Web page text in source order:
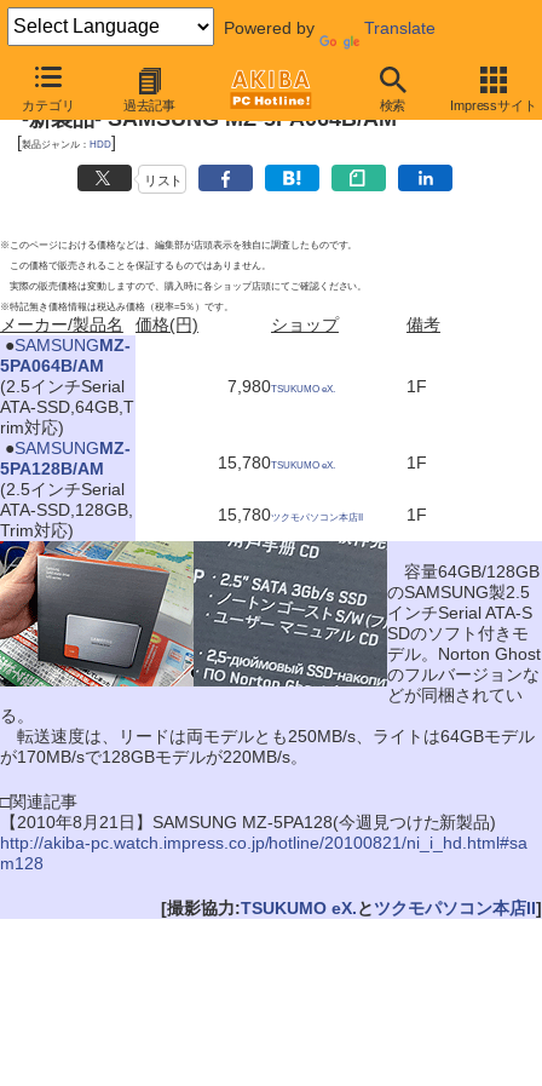
Powered by Translate
カテゴリ 過去記事 検索 Impressサイト
2011年10月8日
-新製品- SAMSUNG MZ-5PA064B/AM
[製品ジャンル： HDD]
リスト
※このページにおける価格などは、編集部が店頭表示を独自に調査したものです。
この価格で販売されることを保証するものではありません。
実際の販売価格は変動しますので、購入時に各ショップ店頭にてご確認ください。
※特記無き価格情報は税込み価格（税率=5％）です。
メーカー/製品名 価格(円) ショップ
備考
●SAMSUNGMZ-
5PA064B/AM
(2.5インチSerial
ATA-SSD,64GB,T
rim対応)
7,980TSUKUMO eX. 1F
●SAMSUNGMZ-
5PA128B/AM
(2.5インチSerial
ATA-SSD,128GB,
Trim対応)
15,780TSUKUMO eX. 1F
15,780ツクモパソコン本店II 1F
容量64GB/128GB
のSAMSUNG製2.5
インチSerial ATA-S
SDのソフト付きモ
デル。Norton Ghost
のフルバージョンな
どが同梱されてい
る。
転送速度は、リードは両モデルとも250MB/s、ライトは64GBモデル
が170MB/sで128GBモデルが220MB/s。
□関連記事
【2010年8月21日】SAMSUNG MZ-5PA128(今週見つけた新製品)
http://akiba-pc.watch.impress.co.jp/hotline/20100821/ni_i_hd.html#sa
m128
[撮影協力:TSUKUMO eX.とツクモパソコン本店II]